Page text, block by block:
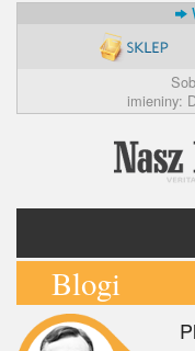
imieniny:
Krótko
Polska
Blogi